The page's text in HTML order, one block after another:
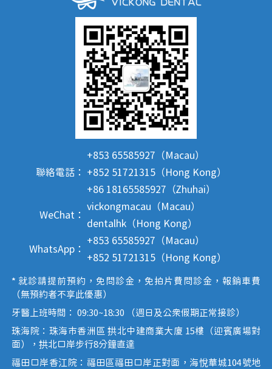
聯絡電話：
+853 65585927（Macau）
+852 51721315（Hong Kong）
+86 18165585927（Zhuhai）
WeChat：
vickongmacau（Macau）
dentalhk（Hong Kong）
WhatsApp：
+853 65585927（Macau）
+852 51721315（Hong Kong）
* 就診請提前預約，免問診金，免拍片費問診金，報銷車費
（無預約者不享此優惠）
牙醫上班時間： 09:30~18:30 （週日及公眾假期正常接診）
珠海院：珠海市香洲區 拱北中建商業大廈 15樓（迎賓廣場對
面），拱北口岸步行8分鐘直達
福田口岸香江院：福田區福田口岸正對面，海悅華城104號地